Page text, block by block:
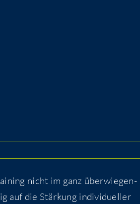
nicht im ganz über­wie­gen­
auf die Stär­kung indi­vi­du­el­ler